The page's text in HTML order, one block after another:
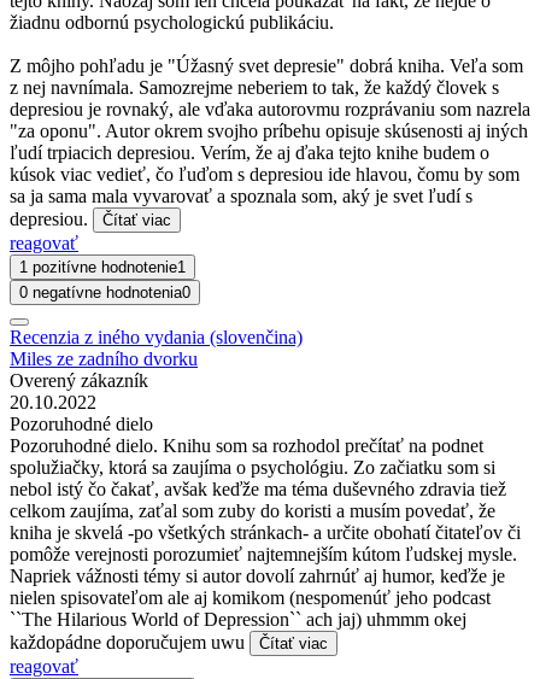
žiadnu odbornú psychologickú publikáciu.
Z môjho pohľadu je "Úžasný svet depresie" dobrá kniha. Veľa som
z nej navnímala. Samozrejme neberiem to tak, že každý človek s
depresiou je rovnaký, ale vďaka autorovmu rozprávaniu som nazrela
"za oponu". Autor okrem svojho príbehu opisuje skúsenosti aj iných
ľudí trpiacich depresiou. Verím, že aj ďaka tejto knihe budem o
kúsok viac vedieť, čo ľuďom s depresiou ide hlavou, čomu by som
sa ja sama mala vyvarovať a spoznala som, aký je svet ľudí s
depresiou.
Čítať viac
reagovať
1 pozitívne hodnotenie1
0 negatívne hodnotenia0
Recenzia z iného vydania (slovenčina)
Miles ze zadního dvorku
Overený zákazník
20.10.2022
Pozoruhodné dielo
Pozoruhodné dielo. Knihu som sa rozhodol prečítať na podnet
spolužiačky, ktorá sa zaujíma o psychológiu. Zo začiatku som si
nebol istý čo čakať, avšak keďže ma téma duševného zdravia tiež
celkom zaujíma, zaťal som zuby do koristi a musím povedať, že
kniha je skvelá -po všetkých stránkach- a určite obohatí čitateľov či
pomôže verejnosti porozumieť najtemnejším kútom ľudskej mysle.
Napriek vážnosti témy si autor dovolí zahrnúť aj humor, keďže je
nielen spisovateľom ale aj komikom (nespomenúť jeho podcast
``The Hilarious World of Depression`` ach jaj) uhmmm okej
každopádne doporučujem uwu
Čítať viac
reagovať